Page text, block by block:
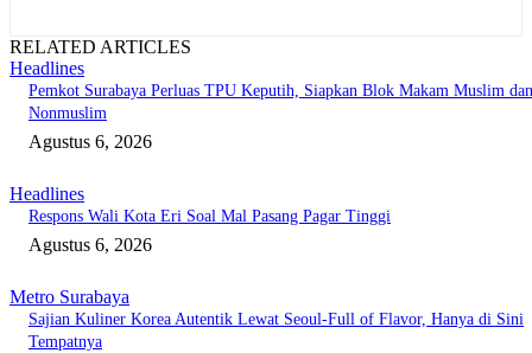
RELATED ARTICLES
Headlines
Pemkot Surabaya Perluas TPU Keputih, Siapkan Blok Makam Muslim dan
Nonmuslim
Agustus 6, 2026
Headlines
Respons Wali Kota Eri Soal Mal Pasang Pagar Tinggi
Agustus 6, 2026
Metro Surabaya
Sajian Kuliner Korea Autentik Lewat Seoul-Full of Flavor, Hanya di Sini
Tempatnya